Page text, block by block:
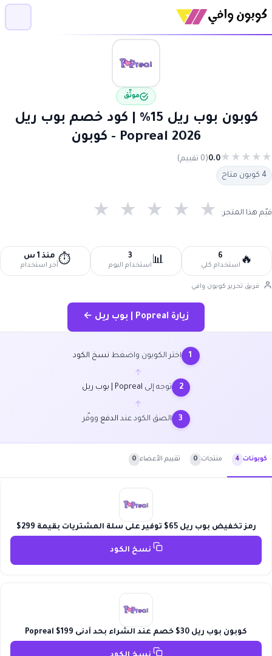
موثّق
كوبون بوب ريل 15% | كود خصم بوب ريل
2026 Popreal - كوبون
★
★
★
★
★
0.0(0 تقييم)
4 كوبون متاح
قيّم هذا المتجر: ★ ★ ★ ★ ★
🔥
6
استخدام كلي 📊
3
استخدام اليوم ⏱️ منذ 1 س
آخر استخدام
فريق تحرير كوبون وافي
زيارة Popreal | بوب ريل ←
1 اختر الكوبون واضغط نسخ الكود
←
2 توجه إلى Popreal | بوب ريل
←
3 الصق الكود عند الدفع ووفّر
كوبونات 4 منتجات 0 تقييم الأعضاء 0
رمز تخفيض بوب ريل 65$ توفير على سلة المشتريات بقيمة 299$
نسخ الكود
كوبون بوب ريل 30$ خصم عند الشراء بحد أدنى 199$ Popreal